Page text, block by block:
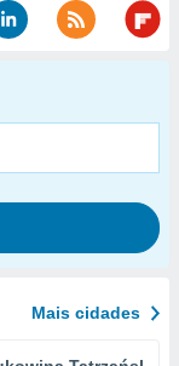
Mais cidades